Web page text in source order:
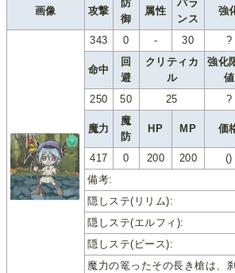
画像 攻撃
防
御
属性
バラ
ンス
強
343 0 - 30 ?
命中
回
避
クリティカ
ル
強化
値
250
50 25 ?
魔力
魔
防
HP MP 価
417 0 200 200
()
備考:
隠しステ(リリム):
隠しステ(エルフィ):
隠しステ(ビース):
魔力の篭ったその長き槍は、